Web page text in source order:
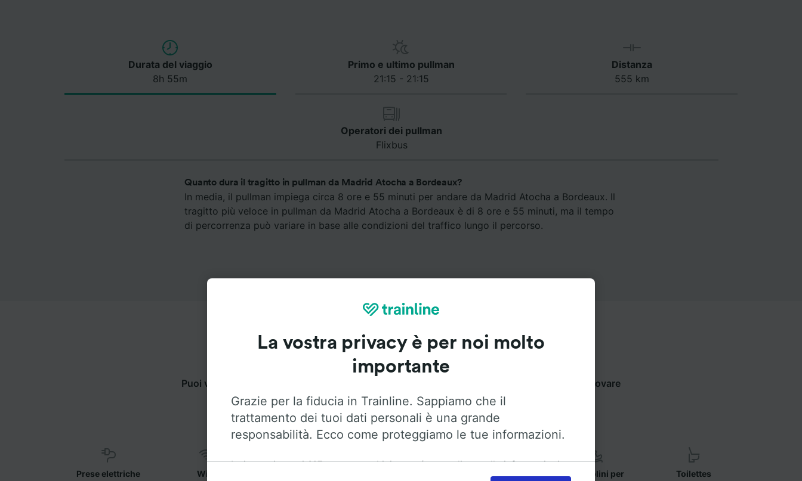
Durata del viaggio
8h 55m
Primo e ultimo pullman
21:15 - 21:15
Distanza
555 km
Operatori dei pullman
Flixbus
Quanto dura il tragitto in pullman da Madrid Atocha a Bordeaux?
In media, il pullman impiega circa 8 ore e 55 minuti per andare da Madrid Atocha a Bordeaux. Il
tragitto più veloce in pullman da Madrid Atocha a Bordeaux è di 8 ore e 55 minuti, ma il tempo
di percorrenza può variare in base alle condizioni del traffico lungo il percorso.
Servizi a bordo
Puoi viaggiare da Madrid Atocha a Bordeaux con
. Utilizza le opzioni qui sotto per trovare
maggiori informazioni sui servizi a bordo.
Prese elettriche WiFi
Seggiolini per
Toilettes
La vostra privacy è per noi molto
importante
Grazie per la fiducia in Trainline. Sappiamo che il
trattamento dei tuoi dati personali è una grande
responsabilità. Ecco come proteggiamo le tue informazioni.
Insieme ai nostri115partner archiviamo e/o accediamo alle informazioni
sul dispositivo dell'utente, come gli ID univoci nei cookie, per il